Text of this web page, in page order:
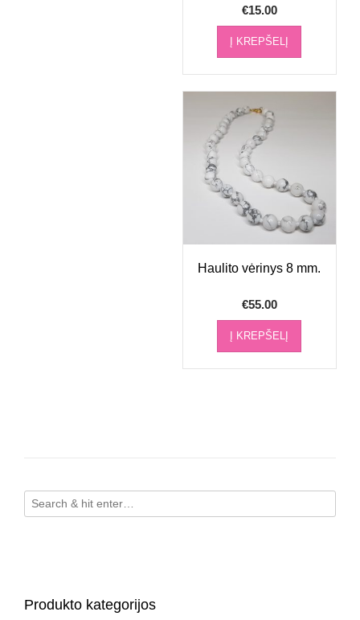
€15.00
Į KREPŠELĮ
Haulito vėrinys 8 mm.
€55.00
Į KREPŠELĮ
Produkto kategorijos